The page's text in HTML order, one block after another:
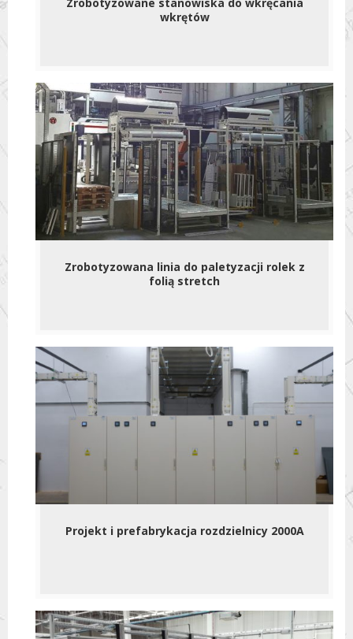
wkrętów
Zrobotyzowana linia do paletyzacji rolek z
folią stretch
Projekt i prefabrykacja rozdzielnicy 2000A